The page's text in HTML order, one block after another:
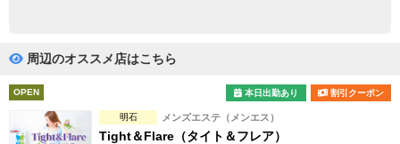
ペアルームあり
フットバスあり 岩盤浴あり
専用駐車場あり 有資格者在籍
周辺のオススメ店はこちら
OPEN 本日出勤あり 割引クーポン
明石 メンズエステ（メンエス）
Tight＆Flare（タイト＆フレア）